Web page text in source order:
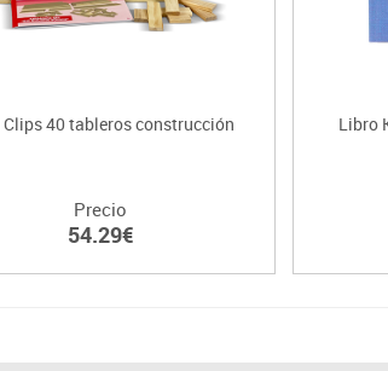
40 tableros construcción
Precio
54.29€
Libro